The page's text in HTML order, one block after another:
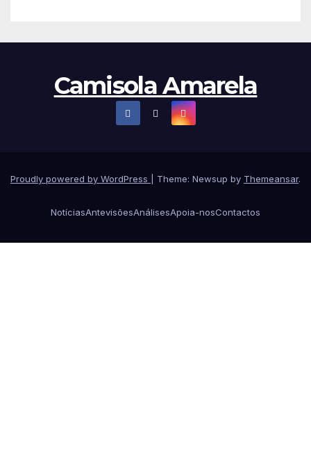
Camisola Amarela
Proudly powered by WordPress Theme: Newsup by Themeansar.
NotíciasAntevisõesAnálisesApoia-nosContactos